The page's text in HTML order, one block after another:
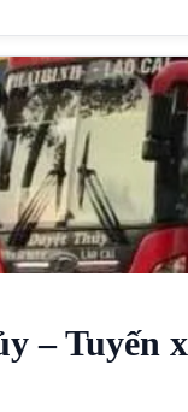
– Tuyến